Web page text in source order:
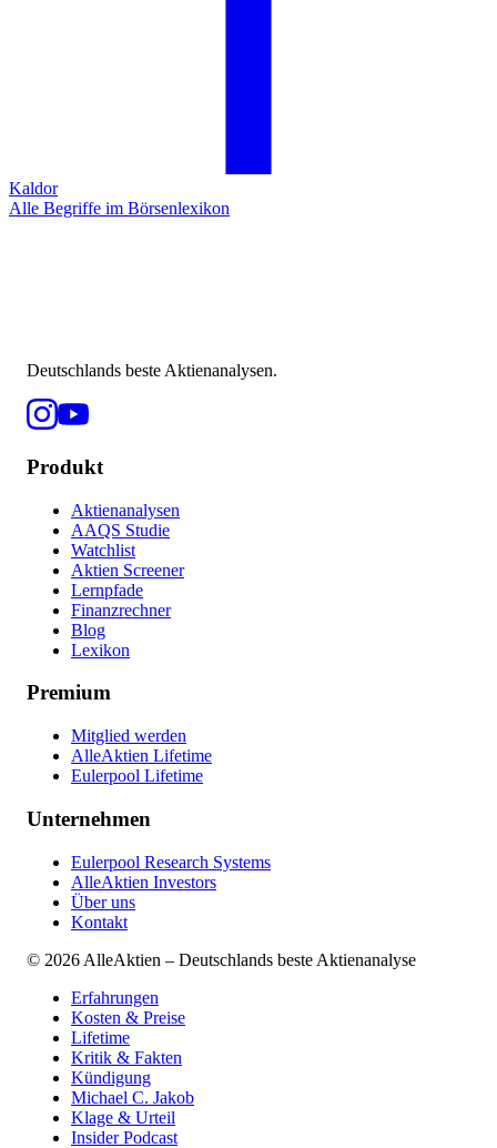
Kaldor
Alle Begriffe im Börsenlexikon
Deutschlands beste Aktienanalysen.
Produkt
Aktienanalysen
AAQS Studie
Watchlist
Aktien Screener
Lernpfade
Finanzrechner
Blog
Lexikon
Premium
Mitglied werden
AlleAktien Lifetime
Eulerpool Lifetime
Unternehmen
Eulerpool Research Systems
AlleAktien Investors
Über uns
Kontakt
© 2026 AlleAktien – Deutschlands beste Aktienanalyse
Erfahrungen
Kosten & Preise
Lifetime
Kritik & Fakten
Kündigung
Michael C. Jakob
Klage & Urteil
Insider Podcast